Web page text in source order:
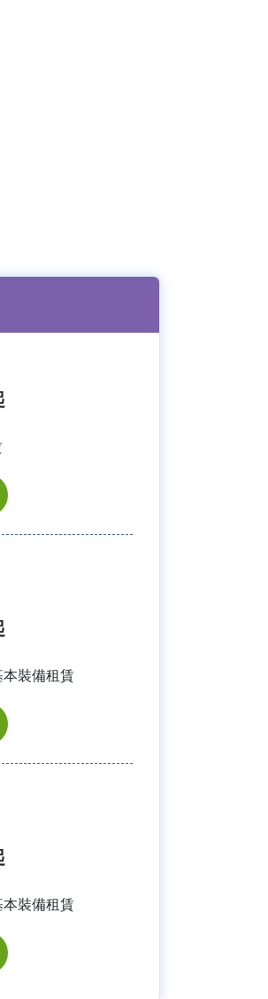
裝備租賃
裝備租賃